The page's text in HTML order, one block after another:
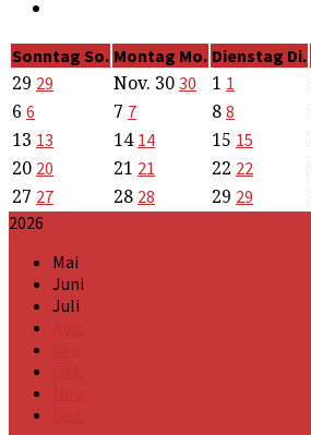
Sonntag So. Montag Mo. Dienstag Di.
29 29 Nov. 30 30 1 1
6 6 7 7 8 8
13 13 14 14 15 15
20 20 21 21 22 22
27 27 28 28 29 29
2026
Mai
Juni
Juli